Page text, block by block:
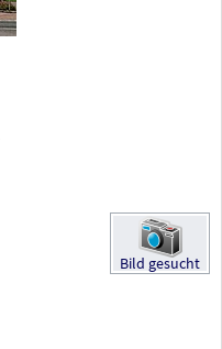
Bild gesucht